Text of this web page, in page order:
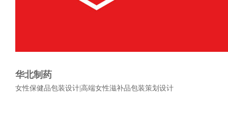
华北制药
女性保健品包装设计|高端女性滋补品包装策划设计